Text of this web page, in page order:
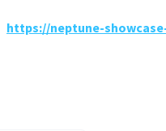
https://neptune-